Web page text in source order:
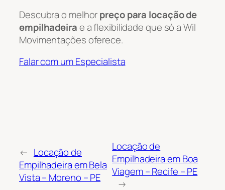
Descubra o melhorpreço para locação de
empilhadeirae a flexibilidade que só a Wil
Movimentações oferece.
Falar com um Especialista
← Locação de
Empilhadeira em Bela
Vista – Moreno – PE
Locação de
Empilhadeira em Boa
Viagem – Recife – PE
→